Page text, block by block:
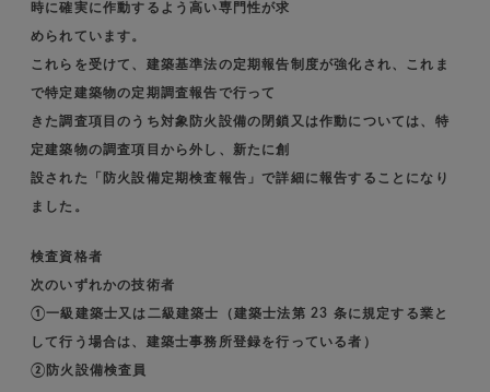
時に確実に作動するよう高い専門性が求
められています。
これらを受けて、建築基準法の定期報告制度が強化され、これま
で特定建築物の定期調査報告で行って
きた調査項目のうち対象防火設備の閉鎖又は作動については、特
定建築物の調査項目から外し、新たに創
設された「防火設備定期検査報告」で詳細に報告することになり
ました。
検査資格者
次のいずれかの技術者
①一級建築士又は二級建築士（建築士法第 23 条に規定する業と
して行う場合は、建築士事務所登録を行っている者）
②防火設備検査員